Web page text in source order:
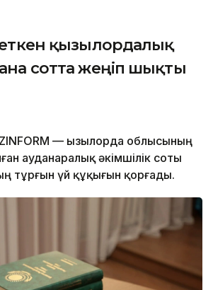
қызылордалық
сотта жеңіп шықты
— Қызылорда облысының
ауданаралық әкімшілік соты
тұрғын үй құқығын қорғады.